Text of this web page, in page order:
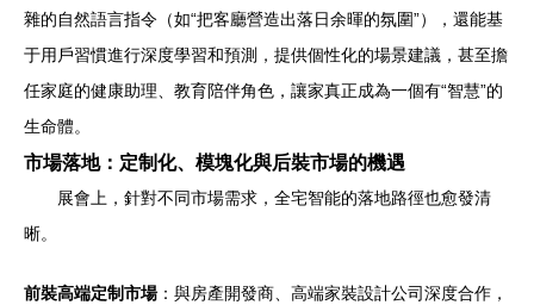
雜的自然語言指令（如“把客廳營造出落日余暉的氛圍”），還能基
于用戶習慣進行深度學習和預測，提供個性化的場景建議，甚至擔
任家庭的健康助理、教育陪伴角色，讓家真正成為一個有“智慧”的
生命體。
市場落地：定制化、模塊化與后裝市場的機遇
展會上，針對不同市場需求，全宅智能的落地路徑也愈發清
晰。
前裝高端定制市場：與房產開發商、高端家裝設計公司深度合作，